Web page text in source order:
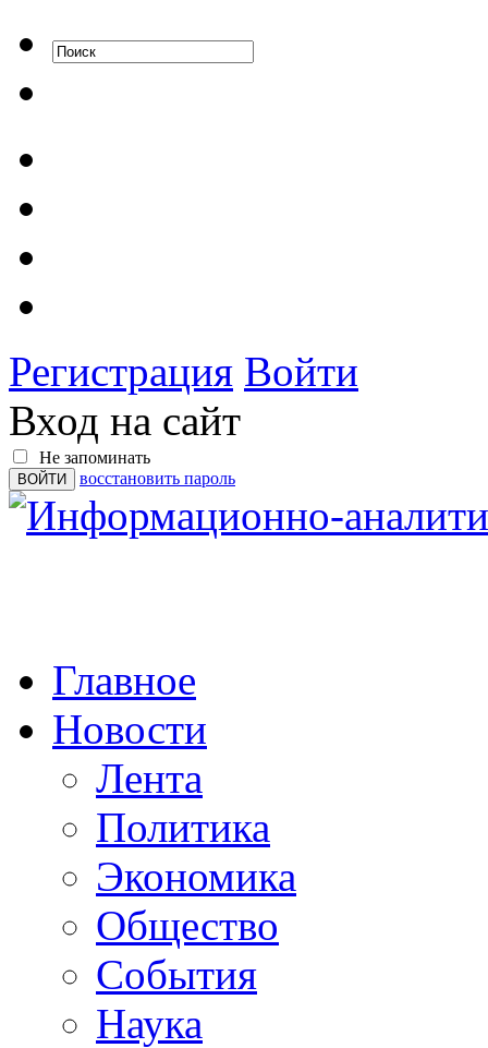
Регистрация Войти
Вход на сайт
Не запоминать
восстановить пароль
Главное
Новости
Лента
Политика
Экономика
Общество
События
Наука